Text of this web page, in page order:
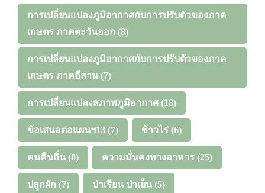
การเปลี่ยนแปลงภูมิอากาศกับการปรับตัวของภาค
เกษตร ภาคตะวันออก (8)
การเปลี่ยนแปลงภูมิอากาศกับการปรับตัวของภาค
เกษตร ภาคอีสาน (7)
การเปลี่ยนแปลงสภาพภูมิอากาศ(18)
ข้อเสนอต่อแผนฯ13 (7) ข้าวไร่ (6)
คนคืนถิ่น (8) ความมั่นคงทางอาหาร (25)
ปลูกผัก (7) ป่าเรียน ป่าเย็น (5)